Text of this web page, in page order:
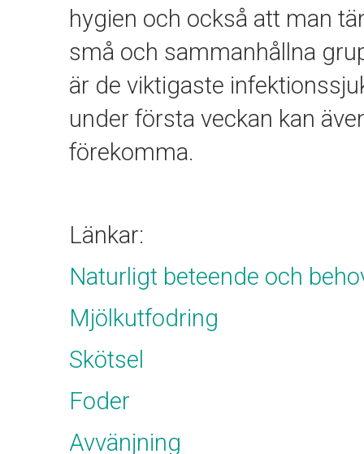
hygien och också att man
små och sammanhållna
är de viktigaste
under första veckan kan
förekomma.
Länkar:
Naturligt beteende och
Mjölkutfodring
Skötsel
Foder
Avvänjning